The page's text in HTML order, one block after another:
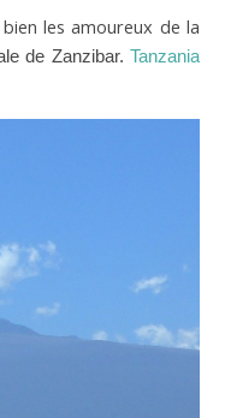
les amoureux de la
de Zanzibar. Tanzania